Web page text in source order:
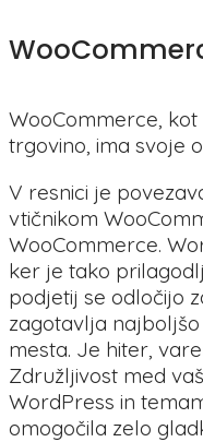
WooCommerce,
trgovino, ima svoje
V resnici je
vtičnikom
WooCommerce.
ker je tako
podjetij se odločijo
zagotavlja
mesta. Je hiter,
Združljivost med
WordPress in
omogočila zelo